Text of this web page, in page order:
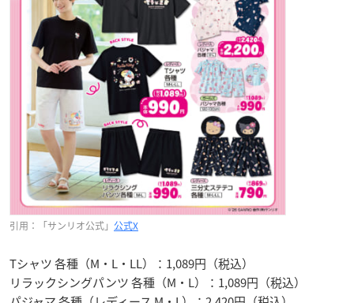
引用：「サンリオ公式」 公式X
Tシャツ 各種（M・L・LL）：1,089円（税込）
リラックシングパンツ 各種（M・L）：1,089円（税込）